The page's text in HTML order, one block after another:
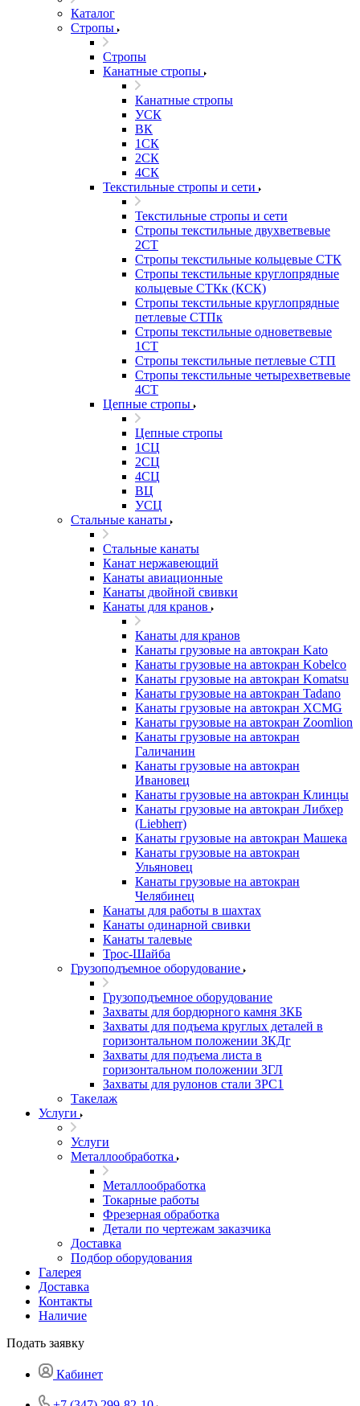
Каталог
Стропы
Стропы
Канатные стропы
Канатные стропы
УСК
ВК
1СК
2СК
4СК
Текстильные стропы и сети
Текстильные стропы и сети
Стропы текстильные двухветвевые
2СТ
Стропы текстильные кольцевые СТК
Стропы текстильные круглопрядные
кольцевые СТКк (КСК)
Стропы текстильные круглопрядные
петлевые СТПк
Стропы текстильные одноветвевые
1СТ
Стропы текстильные петлевые СТП
Стропы текстильные четырехветвевые
4СТ
Цепные стропы
Цепные стропы
1СЦ
2СЦ
4СЦ
ВЦ
УСЦ
Стальные канаты
Стальные канаты
Канат нержавеющий
Канаты авиационные
Канаты двойной свивки
Канаты для кранов
Канаты для кранов
Канаты грузовые на автокран Kato
Канаты грузовые на автокран Kobelco
Канаты грузовые на автокран Komatsu
Канаты грузовые на автокран Tadano
Канаты грузовые на автокран XCMG
Канаты грузовые на автокран Zoomlion
Канаты грузовые на автокран
Галичанин
Канаты грузовые на автокран
Ивановец
Канаты грузовые на автокран Клинцы
Канаты грузовые на автокран Либхер
(Liebherr)
Канаты грузовые на автокран Машека
Канаты грузовые на автокран
Ульяновец
Канаты грузовые на автокран
Челябинец
Канаты для работы в шахтах
Канаты одинарной свивки
Канаты талевые
Трос-Шайба
Грузоподъемное оборудование
Грузоподъемное оборудование
Захваты для бордюрного камня ЗКБ
Захваты для подъема круглых деталей в
горизонтальном положении ЗКДг
Захваты для подъема листа в
горизонтальном положении ЗГЛ
Захваты для рулонов стали ЗРС1
Такелаж
Услуги
Услуги
Металлообработка
Металлообработка
Токарные работы
Фрезерная обработка
Детали по чертежам заказчика
Доставка
Подбор оборудования
Галерея
Доставка
Контакты
Наличие
Подать заявку
Кабинет